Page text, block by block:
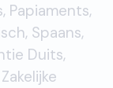
Papiaments,
Spaans,
Duits,